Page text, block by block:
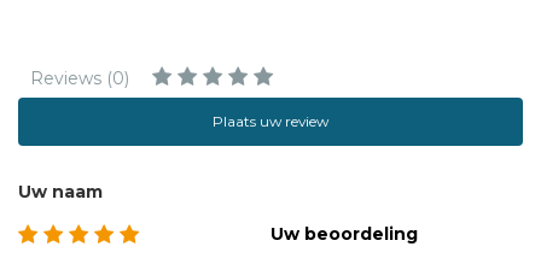
Reviews (0)
Plaats uw review
Uw naam
Uw beoordeling